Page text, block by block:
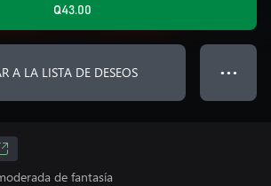
Q43.00
A LA LISTA DE DESEOS ● ● ●
de fantasía